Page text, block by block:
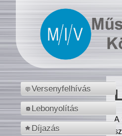
Versenyfelhívás
Lebonyolítás
Díjazás
A